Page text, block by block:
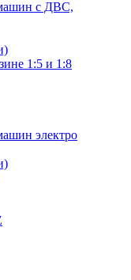
с ДВС,
1:5 и 1:8
электро